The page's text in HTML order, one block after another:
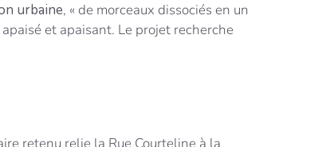
urbaine, « de morceaux dissociés en un
et apaisant. Le projet recherche